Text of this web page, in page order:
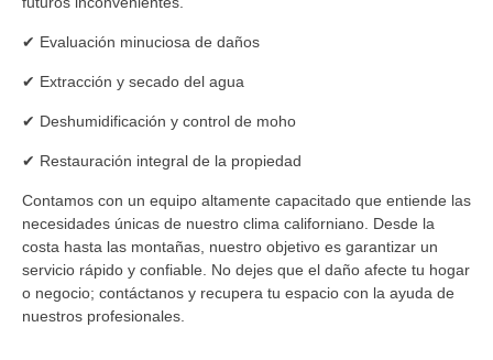
✔ Evaluación minuciosa de daños
✔ Extracción y secado del agua
✔ Deshumidificación y control de moho
✔ Restauración integral de la propiedad
Contamos con un equipo altamente capacitado que entiende las
necesidades únicas de nuestro clima californiano. Desde la
costa hasta las montañas, nuestro objetivo es garantizar un
servicio rápido y confiable. No dejes que el daño afecte tu hogar
o negocio; contáctanos y recupera tu espacio con la ayuda de
nuestros profesionales.